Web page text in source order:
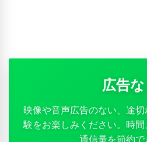
広告な
映像や音声広告のない、途
験をお楽しみください。時
通信量を節約で